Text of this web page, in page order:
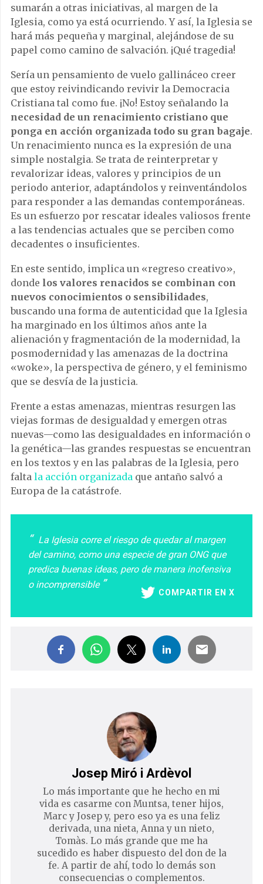
sumarán a otras iniciativas, al margen de la
Iglesia, como ya está ocurriendo. Y así, la Iglesia se
hará más pequeña y marginal, alejándose de su
papel como camino de salvación. ¡Qué tragedia!
Sería un pensamiento de vuelo gallináceo creer
que estoy reivindicando revivir la Democracia
Cristiana tal como fue. ¡No! Estoy señalando la
necesidad de un renacimiento cristiano que
ponga en acción organizada todo su gran bagaje.
Un renacimiento nunca es la expresión de una
simple nostalgia. Se trata de reinterpretar y
revalorizar ideas, valores y principios de un
periodo anterior, adaptándolos y reinventándolos
para responder a las demandas contemporáneas.
Es un esfuerzo por rescatar ideales valiosos frente
a las tendencias actuales que se perciben como
decadentes o insuficientes.
En este sentido, implica un «regreso creativo»,
donde los valores renacidos se combinan con
nuevos conocimientos o sensibilidades,
buscando una forma de autenticidad que la Iglesia
ha marginado en los últimos años ante la
alienación y fragmentación de la modernidad, la
posmodernidad y las amenazas de la doctrina
«woke», la perspectiva de género, y el feminismo
que se desvía de la justicia.
Frente a estas amenazas, mientras resurgen las
viejas formas de desigualdad y emergen otras
nuevas—como las desigualdades en información o
la genética—las grandes respuestas se encuentran
en los textos y en las palabras de la Iglesia, pero
falta la acción organizada que antaño salvó a
Europa de la catástrofe.
La Iglesia corre el riesgo de quedar al margen
del camino, como una especie de gran ONG que
predica buenas ideas, pero de manera inofensiva
o incomprensible
COMPARTIR EN X
Josep Miró i Ardèvol
Lo más importante que he hecho en mi
vida es casarme con Muntsa, tener hijos,
Marc y Josep y, pero eso ya es una feliz
derivada, una nieta, Anna y un nieto,
Tomàs. Lo más grande que me ha
sucedido es haber dispuesto del don de la
fe. A partir de ahí, todo lo demás son
consecuencias o complementos.